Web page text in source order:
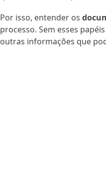
Por isso, entender os
processo. Sem esses
outras informações que